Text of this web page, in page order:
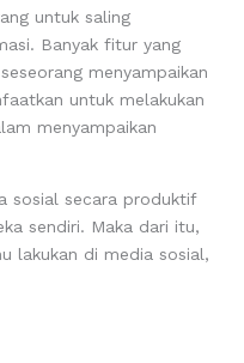
untuk saling
Banyak fitur yang
menyampaikan
untuk melakukan
menyampaikan
sosial secara produktif
sendiri. Maka dari itu,
lakukan di media sosial,